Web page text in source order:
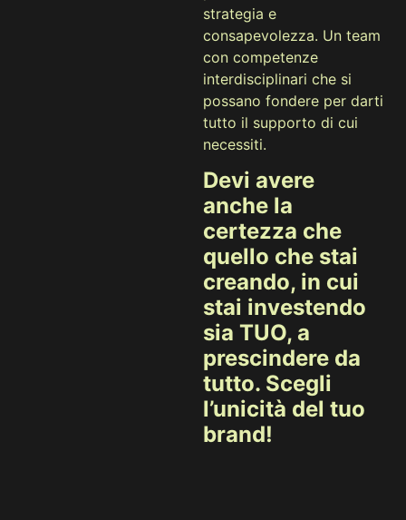
strategia e
consapevolezza. Un team
con competenze
interdisciplinari che si
possano fondere per darti
tutto il supporto di cui
necessiti.
Devi avere
anche la
certezza che
quello che stai
creando, in cui
stai investendo
sia TUO, a
prescindere da
tutto. Scegli
l’unicità del tuo
brand!